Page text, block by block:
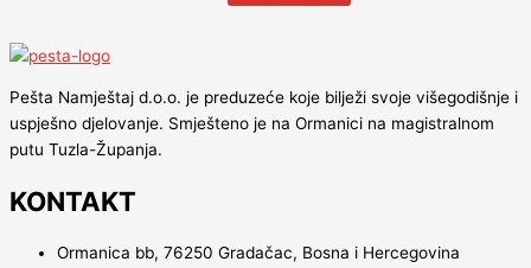
Pešta Namještaj d.o.o. je preduzeće koje bilježi svoje višegodišnje i
uspješno djelovanje. Smješteno je na Ormanici na magistralnom
putu Tuzla-Županja.
KONTAKT
Ormanica bb, 76250 Gradačac, Bosna i Hercegovina